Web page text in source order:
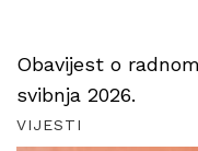
Obavijest o
svibnja 2026.
VIJESTI